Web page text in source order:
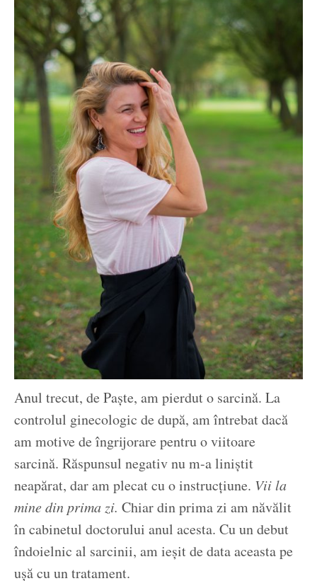
Anul trecut, de Paște, am pierdut o sarcină. La
controlul ginecologic de după, am întrebat dacă
am motive de îngrijorare pentru o viitoare
sarcină. Răspunsul negativ nu m-a liniștit
neapărat, dar am plecat cu o instrucțiune. Vii la
mine din prima zi. Chiar din prima zi am năvălit
în cabinetul doctorului anul acesta. Cu un debut
îndoielnic al sarcinii, am ieșit de data aceasta pe
ușă cu un tratament.